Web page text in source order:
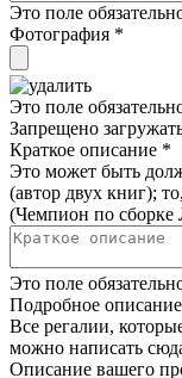
Это поле
Фотография *
Это поле
Запрещено
Краткое описание *
Это может быть
(автор двух книг);
(Чемпион по сборке
Это поле
Подробное
Все регалии,
можно написать
Описание вашего